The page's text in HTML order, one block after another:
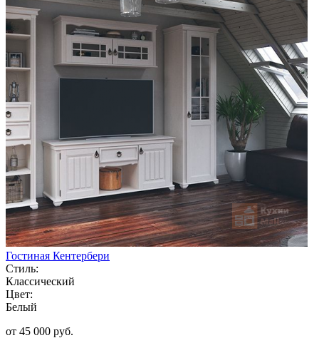
Гостиная Кентербери
Стиль:
Классический
Цвет:
Белый
от 45 000 руб.